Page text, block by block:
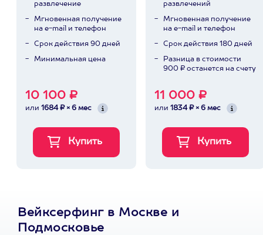
развлечение
Мгновенная получение
на e-mail и телефон
Срок действия 90 дней
Минимальная цена
10 100 ₽
или 1684 ₽ × 6 мес
развлечений
Мгновенная получение
на e-mail и телефон
Срок действия 180 дней
Разница в стоимости
900 ₽ останется на счету
11 000 ₽
или 1834 ₽ × 6 мес
Вейксерфинг в Москве и
Подмосковье